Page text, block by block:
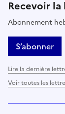
Recevoir
Abonnement
S’abonner
Lire la dernière
Voir toutes les